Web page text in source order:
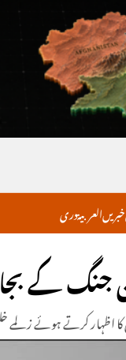
خبریں دریالعربية
جنگ کے
اظہار کرتے ہوئے